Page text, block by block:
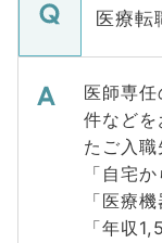
医療転
医師専
件など
たご入職
「自宅
「医療
「年収